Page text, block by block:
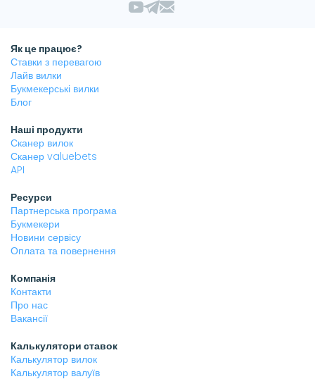
Як це працює?
Ставки з перевагою
Лайв вилки
Букмекерські вилки
Блог
Наші продукти
Сканер вилок
Сканер valuebets
API
Ресурси
Партнерська програма
Букмекери
Новини сервісу
Оплата та повернення
Компанія
Контакти
Про нас
Вакансії
Калькулятори ставок
Калькулятор вилок
Калькулятор валуїв